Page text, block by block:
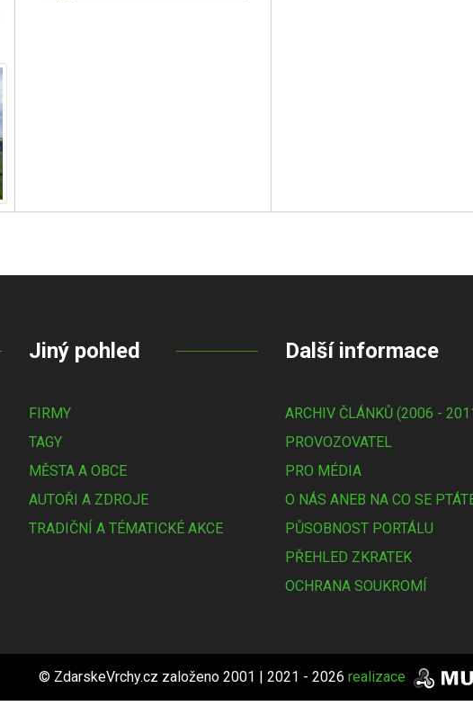
Jiný pohled
FIRMY
TAGY
MĚSTA A OBCE
AUTOŘI A ZDROJE
TRADIČNÍ A TÉMATICKÉ AKCE
Další informace
ARCHIV ČLÁNKŮ (2006 -
PROVOZOVATEL
PRO MÉDIA
O NÁS ANEB NA CO SE
PŮSOBNOST PORTÁLU
PŘEHLED ZKRATEK
OCHRANA SOUKROMÍ
© ZdarskeVrchy.cz založeno 2001 | 2021 - 2026 realizace